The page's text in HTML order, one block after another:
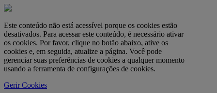
Este conteúdo não está acessível porque os cookies estão
desativados. Para acessar este conteúdo, é necessário ativar
os cookies. Por favor, clique no botão abaixo, ative os
cookies e, em seguida, atualize a página. Você pode
gerenciar suas preferências de cookies a qualquer momento
usando a ferramenta de configurações de cookies.
Gerir Cookies